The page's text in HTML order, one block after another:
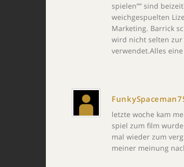
spielen”” sind
weichgespuelten
Marketing. Barrick
wird nicht selten zur
verwendet.Alles
letzte woche kam
spiel zum film
mal wieder zum
meiner meinung